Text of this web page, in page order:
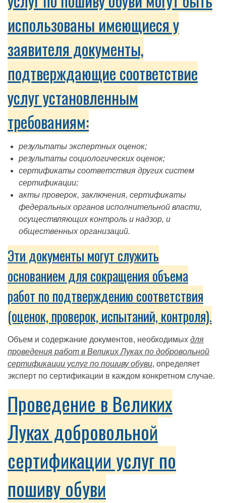
использованы имеющиеся у
заявителя документы,
подтверждающие соответствие
услуг установленным
требованиям:
результаты экспертных оценок;
результаты социологических оценок;
сертификаты соответствия других систем
сертификации;
акты проверок, заключения, сертификаты
федеральных органов исполнительной власти,
осуществляющих контроль и надзор, и
общественных организаций.
Эти документы могут служить
основанием для сокращения объема
работ по подтверждению соответствия
(оценок, проверок, испытаний, контроля).
Объем и содержание документов, необходимых для
проведения работ в Великих Луках по добровольной
сертификации услуг по пошиву обуви, определяет
эксперт по сертификации в каждом конкретном случае.
Проведение в Великих
Луках добровольной
сертификации услуг по
пошиву обуви